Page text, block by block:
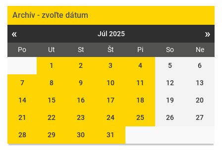
Archív - zvoľte dátum
« Júl 2025 »
Po Ut St Št Pi So
Ne
1
2 3 4 5 6
7 8 9 10 11 12 13
14 15 16 17 18 19 20
21 22 23 24 25 26 27
28 29 30 31